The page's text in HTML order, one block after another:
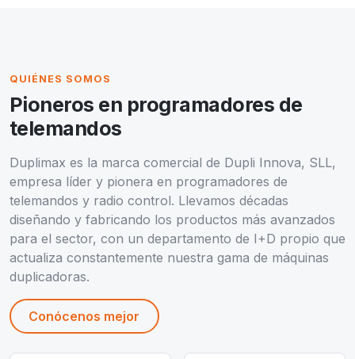
QUIÉNES SOMOS
Pioneros en programadores de
telemandos
Duplimax es la marca comercial de Dupli Innova, SLL,
empresa líder y pionera en programadores de
telemandos y radio control. Llevamos décadas
diseñando y fabricando los productos más avanzados
para el sector, con un departamento de I+D propio que
actualiza constantemente nuestra gama de máquinas
duplicadoras.
Conócenos mejor